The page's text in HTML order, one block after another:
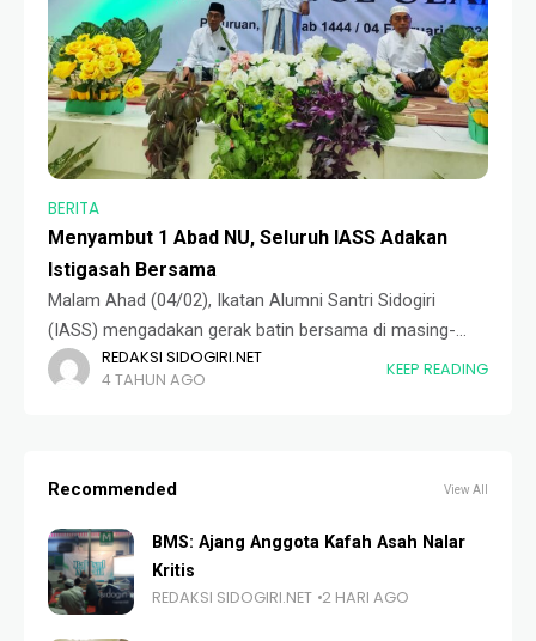
BERITA
Menyambut 1 Abad NU, Seluruh IASS Adakan
Istigasah Bersama
Malam Ahad (04/02), Ikatan Alumni Santri Sidogiri
(IASS) mengadakan gerak batin bersama di masing-
masing wilayah kepengurusan IASS yang tersebar di
seluruh Indonesia dan luar negeri. Kegiatan ini ditujukan
REDAKSI SIDOGIRI.NET
4 TAHUN AGO
KEEP READING
Recommended View All
BMS: Ajang Anggota Kafah Asah Nalar
Kritis
REDAKSI SIDOGIRI.NET 2 HARI AGO